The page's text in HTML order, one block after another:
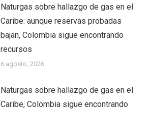
Naturgas sobre hallazgo de gas en el
Caribe: aunque reservas probadas
bajan, Colombia sigue encontrando
recursos
6 agosto, 2026
Naturgas sobre hallazgo de gas en el
Caribe, Colombia sigue encontrando